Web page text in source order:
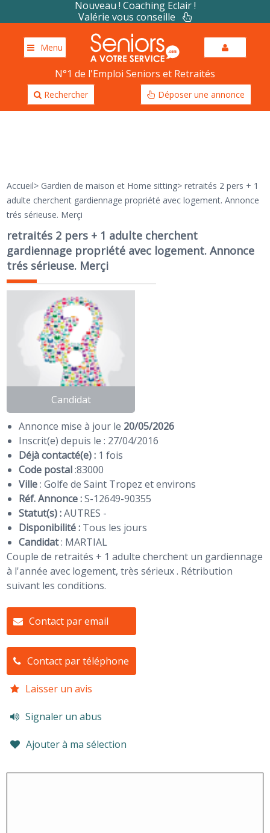
Nouveau ! Coaching Eclair !
Valérie vous conseille
Menu
N°1 de l'Emploi Seniors et Retraités
Rechercher Déposer une annonce
Accueil> Gardien de maison et Home sitting>retraités 2 pers + 1
adulte cherchent gardiennage propriété avec logement. Annonce
trés sérieuse. Merçi
retraités 2 pers + 1 adulte cherchent
gardiennage propriété avec logement. Annonce
trés sérieuse. Merçi
Candidat
Annonce mise à jour le 20/05/2026
Inscrit(e) depuis le : 27/04/2016
Déjà contacté(e) : 1 fois
Code postal:83000
Ville: Golfe de Saint Tropez et environs
Réf. Annonce :S-12649-90355
Statut(s) :AUTRES -
Disponibilité : Tous les jours
Candidat: MARTIAL
Couple de retraités + 1 adulte cherchent un gardiennage
à l'année avec logement, très sérieux . Rétribution
suivant les conditions.
Contact par email
Contact par téléphone
Laisser un avis
Signaler un abus
Ajouter à ma sélection